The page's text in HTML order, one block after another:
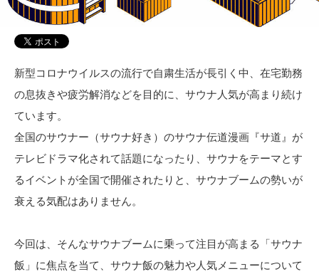
新型コロナウイルスの流行で自粛生活が長引く中、在宅勤務
の息抜きや疲労解消などを目的に、サウナ人気が高まり続け
ています。
全国のサウナー（サウナ好き）のサウナ伝道漫画『サ道』が
テレビドラマ化されて話題になったり、サウナをテーマとす
るイベントが全国で開催されたりと、サウナブームの勢いが
衰える気配はありません。
今回は、そんなサウナブームに乗って注目が高まる「サウナ
飯」に焦点を当て、サウナ飯の魅力や人気メニューについて